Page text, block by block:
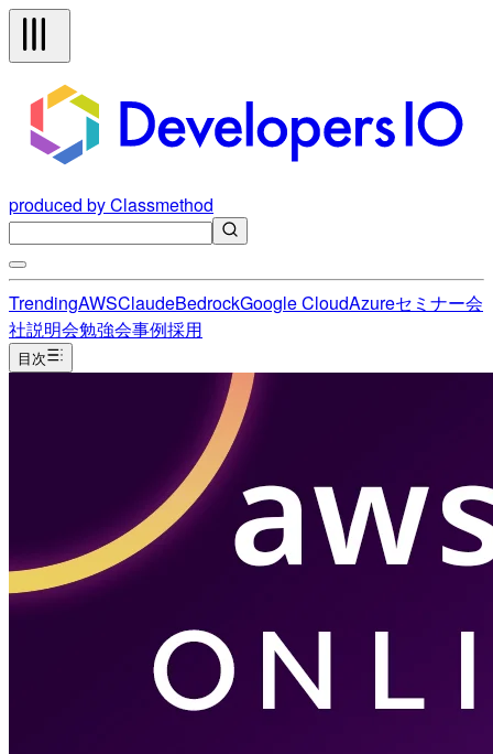
produced by Classmethod
TrendingAWSClaudeBedrockGoogle CloudAzureセミナー会
社説明会勉強会事例採用
目次